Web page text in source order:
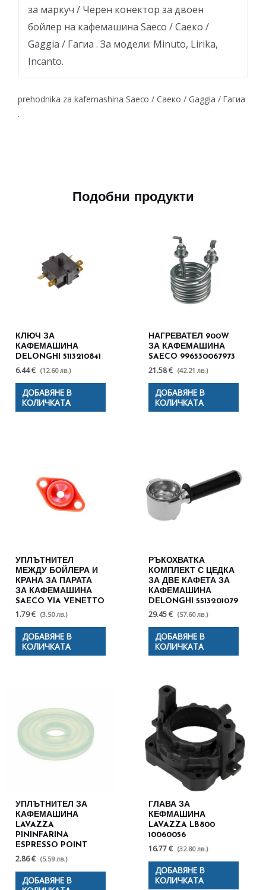
за маркуч / Черен конектор за двоен
бойлер на кафемашина Saeco / Саеко /
Gaggia / Гагиа . За модели: Minuto, Lirika,
Incanto.
prehodnika za kafemashina Saeco / Саеко / Gaggia / Гагиа
.
Подобни продукти
КЛЮЧ ЗА
КАФЕМАШИНА
DELONGHI 5113210841
6.44 € (12.60 лв.)
ДОБАВЯНЕ В
КОЛИЧКАТА
НАГРЕВАТЕЛ 900W
ЗА КАФЕМАШИНА
SAECO 996530067973
21.58 € (42.21 лв.)
ДОБАВЯНЕ В
КОЛИЧКАТА
УПЛЪТНИТЕЛ
МЕЖДУ БОЙЛЕРА И
КРАНА ЗА ПАРАТА
ЗА КАФЕМАШИНА
SAECO VIA VENETTO
1.79 € (3.50 лв.)
ДОБАВЯНЕ В
КОЛИЧКАТА
РЪКОХВАТКА
КОМПЛЕКТ С ЦЕДКА
ЗА ДВЕ КАФЕТА ЗА
КАФЕМАШИНА
DELONGHI 5513201079
29.45 € (57.60 лв.)
ДОБАВЯНЕ В
КОЛИЧКАТА
УПЛЪТНИТЕЛ ЗА
КАФЕМАШИНА
LAVAZZA
PININFARINA
ESPRESSO POINT
2.86 € (5.59 лв.)
ДОБАВЯНЕ В
ГЛАВА ЗА
КЕФМАШИНА
LAVAZZA LB800
10060056
16.77 € (32.80 лв.)
ДОБАВЯНЕ В
КОЛИЧКАТА